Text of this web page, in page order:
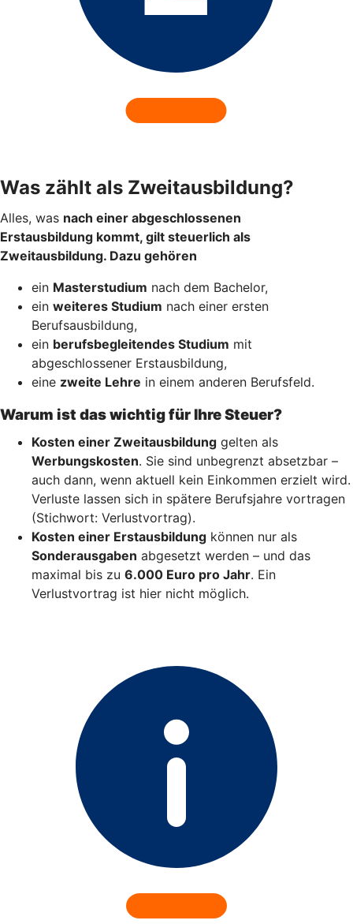
Was zählt als Zweitausbildung?
Alles, was nach einer abgeschlossenen
Erstausbildung kommt, gilt steuerlich als
Zweitausbildung. Dazu gehören
ein Masterstudium nach dem Bachelor,
ein weiteres Studium nach einer ersten
Berufsausbildung,
ein berufsbegleitendes Studium mit
abgeschlossener Erstausbildung,
eine zweite Lehre in einem anderen Berufsfeld.
Warum ist das wichtig für Ihre Steuer?
Kosten einer Zweitausbildung gelten als
Werbungskosten. Sie sind unbegrenzt absetzbar –
auch dann, wenn aktuell kein Einkommen erzielt wird.
Verluste lassen sich in spätere Berufsjahre vortragen
(Stichwort: Verlustvortrag).
Kosten einer Erstausbildung können nur als
Sonderausgaben abgesetzt werden – und das
maximal bis zu 6.000 Euro pro Jahr. Ein
Verlustvortrag ist hier nicht möglich.